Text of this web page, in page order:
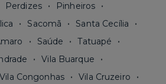
Perdizes
Pinheiros
Sacomã
Santa Cecília
Saúde
Tatuapé
Vila Buarque
Vila Congonhas
Vila Cruzeiro